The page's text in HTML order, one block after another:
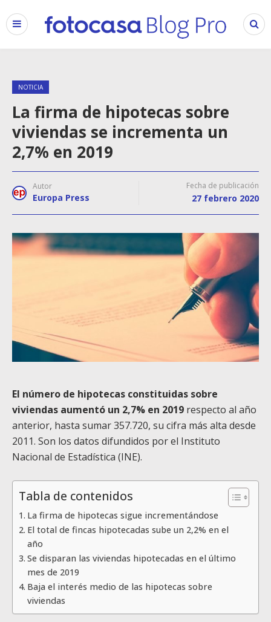
NOTICIA
La firma de hipotecas sobre
viviendas se incrementa un
2,7% en 2019
Autor
Europa Press
Fecha de publicación
27 febrero 2020
El número de hipotecas constituidas sobre
viviendas aumentó un 2,7% en 2019 respecto al año
anterior, hasta sumar 357.720, su cifra más alta desde
2011. Son los datos difundidos por el Instituto
Nacional de Estadística (INE).
Tabla de contenidos
La firma de hipotecas sigue incrementándose
El total de fincas hipotecadas sube un 2,2% en el
año
Se disparan las viviendas hipotecadas en el último
mes de 2019
Baja el interés medio de las hipotecas sobre
viviendas